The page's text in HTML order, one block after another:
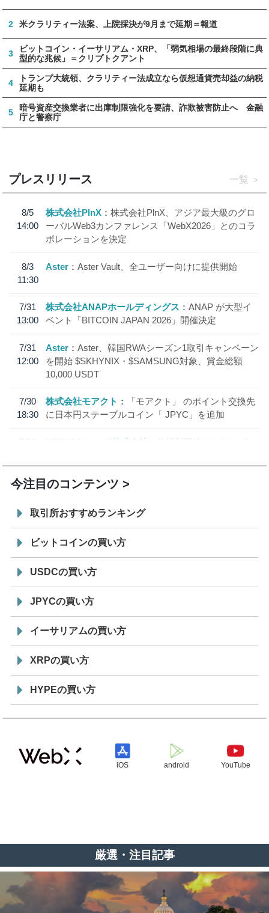
2 米クラリティー法案、上院採決が9月まで延期＝報道
3
ビットコイン・イーサリアム・XRP、「弱気相場の最終段階に典
型的な兆候」＝クリプトクアント
4
トランプ大統領、クラリティー法成立なら仮想通貨売却益の納税
延期も
5
暗号資産交換業者に出庫制限強化を要請、詐欺被害防止へ 金融
庁と警察庁
プレスリリース 一覧
8/5
14:00
株式会社PlnX
株式会社PlnX、アジア最大級のグロ
ーバルWeb3カンファレンス「WebX2026」とのコラ
ボレーションを決定
8/3
11:30
Aster Aster Vault、全ユーザー向けに提供開始
7/31
13:00
株式会社ANAPホールディングス
ANAP が大型イ
ベント「BITCOIN JAPAN 2026」開催決定
7/31
12:00
Aster
Aster、韓国RWAシーズン1取引キャンペーン
を開始 $SKHYNIX・$SAMSUNG対象、賞金総額
10,000 USDT
7/30
18:30
株式会社モアクト
「モアクト」 のポイント交換先
に日本円ステーブルコイン「 JPYC」を追加
7/29
SBI VCトレード株式会社
信託型円建てステーブル
今注目のコンテンツ
取引所おすすめランキング
ビットコインの買い方
USDCの買い方
JPYCの買い方
イーサリアムの買い方
XRPの買い方
HYPEの買い方
iOS android YouTube
厳選・注目記事